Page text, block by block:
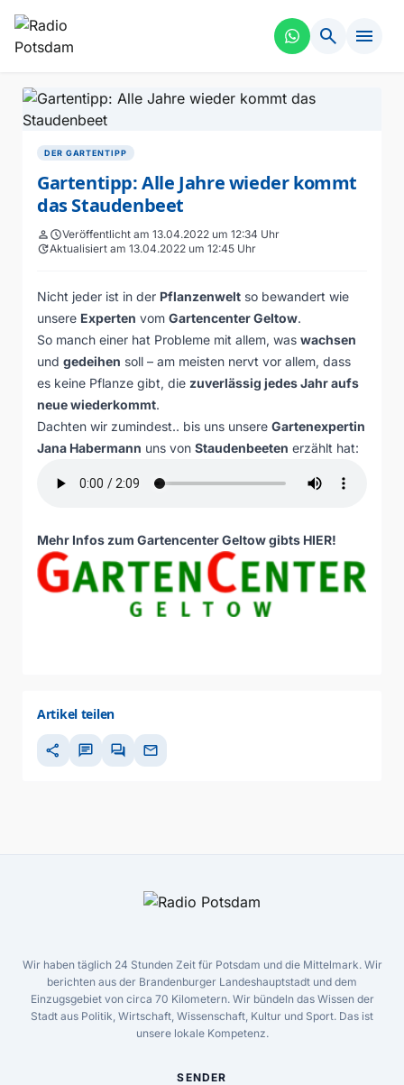
search menu
DER GARTENTIPP
Gartentipp: Alle Jahre wieder kommt
das Staudenbeet
personscheduleVeröffentlicht am 13.04.2022 um 12:34 Uhr
updateAktualisiert am 13.04.2022 um 12:45 Uhr
Nicht jeder ist in der Pflanzenwelt so bewandert wie
unsere Experten vom Gartencenter Geltow.
So manch einer hat Probleme mit allem, was wachsen
und gedeihen soll – am meisten nervt vor allem, dass
es keine Pflanze gibt, die zuverlässig jedes Jahr aufs
neue wiederkommt.
Dachten wir zumindest.. bis uns unsere Gartenexpertin
Jana Habermann uns von Staudenbeeten erzählt hat:
Mehr Infos zum Gartencenter Geltow gibts HIER!
Artikel teilen
share chat forum mail
Wir haben täglich 24 Stunden Zeit für Potsdam und die Mittelmark. Wir
berichten aus der Brandenburger Landeshauptstadt und dem
Einzugsgebiet von circa 70 Kilometern. Wir bündeln das Wissen der
Stadt aus Politik, Wirtschaft, Wissenschaft, Kultur und Sport. Das ist
unsere lokale Kompetenz.
SENDER